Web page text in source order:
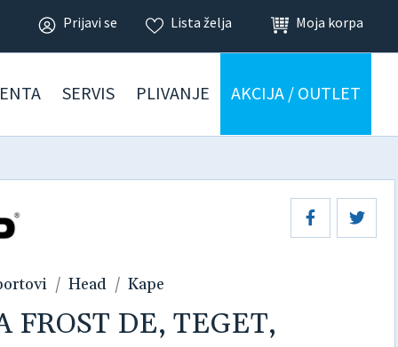
Prijavi se Lista želja Moja korpa
SERVIS PLIVANJE AKCIJA / OUTLET
Head Kape
FROST DE, TEGET,